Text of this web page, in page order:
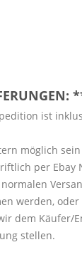
ist
möglich
per
werden,
dem
stellen.